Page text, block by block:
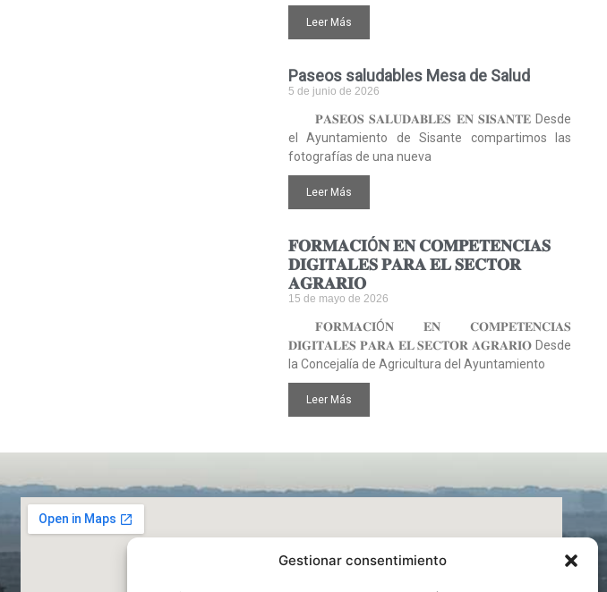
Gestionar consentimiento
Leer Más
Paseos saludables Mesa de Salud
5 de junio de 2026
𝐏𝐀𝐒𝐄𝐎𝐒 𝐒𝐀𝐋𝐔𝐃𝐀𝐁𝐋𝐄𝐒 𝐄𝐍 𝐒𝐈𝐒𝐀𝐍𝐓𝐄 Desde
el Ayuntamiento de Sisante compartimos las
fotografías de una nueva
Leer Más
𝐅𝐎𝐑𝐌𝐀𝐂𝐈Ó𝐍 𝐄𝐍 𝐂𝐎𝐌𝐏𝐄𝐓𝐄𝐍𝐂𝐈𝐀𝐒
𝐃𝐈𝐆𝐈𝐓𝐀𝐋𝐄𝐒 𝐏𝐀𝐑𝐀 𝐄𝐋 𝐒𝐄𝐂𝐓𝐎𝐑
𝐀𝐆𝐑𝐀𝐑𝐈𝐎
15 de mayo de 2026
𝐅𝐎𝐑𝐌𝐀𝐂𝐈Ó𝐍 𝐄𝐍 𝐂𝐎𝐌𝐏𝐄𝐓𝐄𝐍𝐂𝐈𝐀𝐒
𝐃𝐈𝐆𝐈𝐓𝐀𝐋𝐄𝐒 𝐏𝐀𝐑𝐀 𝐄𝐋 𝐒𝐄𝐂𝐓𝐎𝐑 𝐀𝐆𝐑𝐀𝐑𝐈𝐎 Desde
la Concejalía de Agricultura del Ayuntamiento
Leer Más